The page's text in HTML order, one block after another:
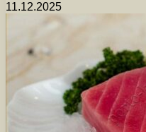
11.12.2025